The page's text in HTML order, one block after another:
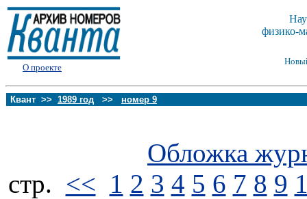
О проекте
физико-
Квант >> 1989 год >> номер 9
Обложка
стp. << 1 2 3 4 5 6 7 8 9